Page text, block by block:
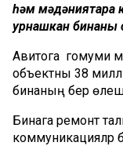
һәм мәдәниятара
урнашкан бинаны
Авитога гомуми
объектны 38
бинаның бер
Бинага ремонт
коммуникацияләр